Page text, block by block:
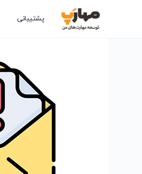
پشتیبانی